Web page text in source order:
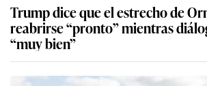
Trump dice que el estrecho de
reabrirse “pronto” mientras
“muy bien”